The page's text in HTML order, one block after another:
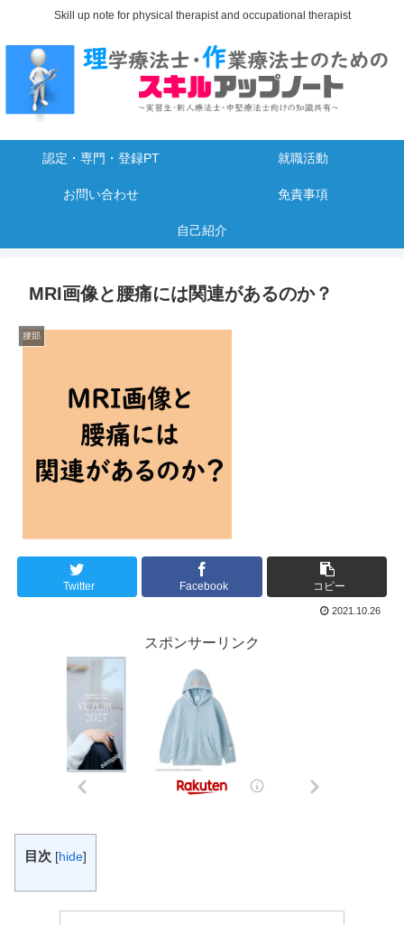
Skill up note for physical therapist and occupational therapist
認定・専門・登録PT 就職活動
お問い合わせ 免責事項
自己紹介
MRI画像と腰痛には関連があるのか？
腰部
Twitter Facebook コピー
2021.10.26
スポンサーリンク
目次 [hide]